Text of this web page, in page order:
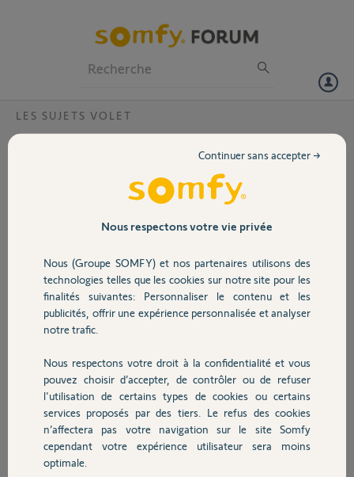
Volet
Sécurité
Domotique
Chauffage
Autres produits
LES SUJETS VOLET
Support pour une reinitialisation box
Serait-il possible de réinitialiser ma box connexoon afin que je puisse
Merci pour votre aide
Valentin M.
il y a plus d'un an
Participer au fil de discussion
Réponses
Bonjour Valentin,
Nous respectons votre vie privée
Nous (Groupe SOMFY) et nos partenaires utilisons des
technologies telles que les cookies sur notre site pour les
finalités suivantes: Personnaliser le contenu et les
publicités, offrir une expérience personnalisée et analyser
notre trafic.
Nous respectons votre droit à la confidentialité et vous
pouvez choisir d’accepter, de contrôler ou de refuser
l'utilisation de certains types de cookies ou certains
services proposés par des tiers. Le refus des cookies
n’affectera pas votre navigation sur le site Somfy
cependant votre expérience utilisateur sera moins
optimale.
Continuer sans accepter →